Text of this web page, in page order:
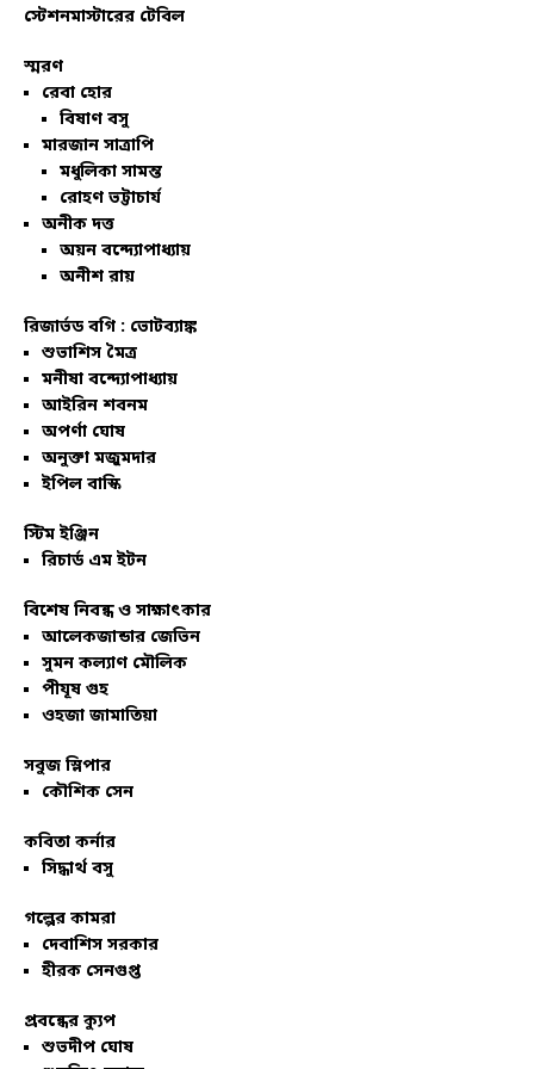
স্টেশনমাস্টারের টেবিল
স্মরণ
রেবা হোর
বিষাণ বসু
মারজান সাত্রাপি
মধুলিকা সামন্ত
রোহণ ভট্টাচার্য
অনীক দত্ত
অয়ন বন্দ্যোপাধ্যায়
অনীশ রায়
রিজার্ভড বগি : ভোটব্যাঙ্ক
শুভাশিস মৈত্র
মনীষা বন্দ্যোপাধ্যায়
আইরিন শবনম
অপর্ণা ঘোষ
অনুক্তা মজুমদার
ইপিল বাস্কি
স্টিম ইঞ্জিন
রিচার্ড এম ইটন
বিশেষ নিবন্ধ ও সাক্ষাৎকার
আলেকজান্ডার জেভিন
সুমন কল্যাণ মৌলিক
পীযূষ গুহ
ওহজা জামাতিয়া
সবুজ স্লিপার
কৌশিক সেন
কবিতা কর্নার
সিদ্ধার্থ বসু
গল্পের কামরা
দেবাশিস সরকার
হীরক সেনগুপ্ত
প্রবন্ধের ক্যুপ
শুভদীপ ঘোষ